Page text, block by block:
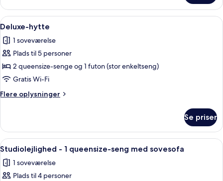
værelse
Indlæs
alle
billeder
af
Deluxe-
hytte
En stue med sofa, bord, pejs og
7
Deluxe-hytte
1 soveværelse
Plads til 5 personer
2 queensize-senge og 1 futon (stor enkeltseng)
Gratis Wi-Fi
Flere oplysninger
Flere
hytte
Se priser
Indlæs
alle
billeder
af
Et hotelværelse med en seng, to
15
Studiolejlighed - 1 queensize-seng med sovesofa
1 soveværelse
Plads til 4 personer